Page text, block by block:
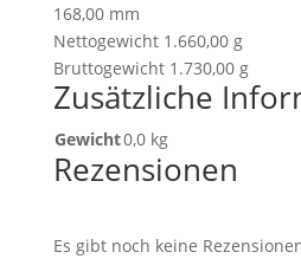
168,00 mm
Nettogewicht 1.660,00 g
Bruttogewicht 1.730,00 g
Zusätzliche
Gewicht0,0 kg
Rezensionen
Es gibt noch keine